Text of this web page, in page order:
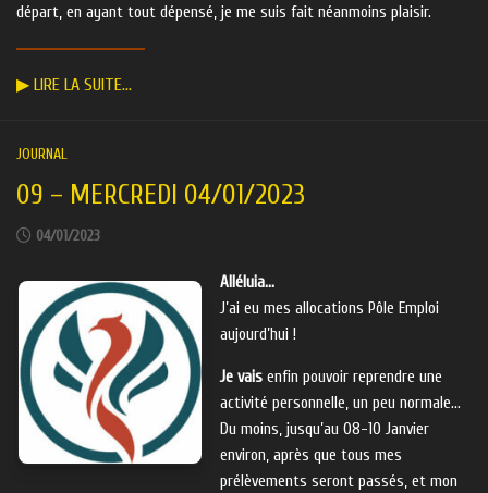
départ, en ayant tout dépensé, je me suis fait néanmoins plaisir.
▶ LIRE LA SUITE…
JOURNAL
09 – MERCREDI 04/01/2023
04/01/2023
Alléluia…
J’ai eu mes allocations Pôle Emploi
aujourd’hui !
Je vais enfin pouvoir reprendre une
activité personnelle, un peu normale…
Du moins, jusqu’au 08-10 Janvier
environ, après que tous mes
prélèvements seront passés, et mon